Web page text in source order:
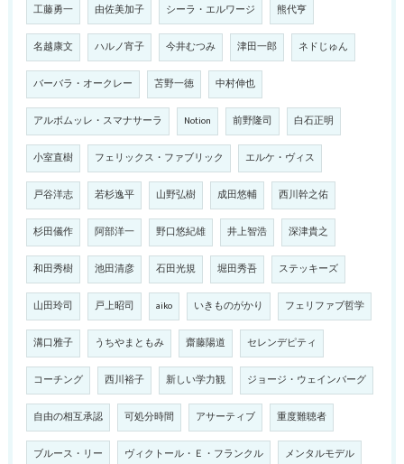
工藤勇一 由佐美加子 シーラ・エルワージ 熊代亨
名越康文 ハルノ宵子 今井むつみ 津田一郎 ネドじゅん
バーバラ・オークレー 苫野一徳 中村伸也
アルボムッレ・スマナサーラ Notion 前野隆司 白石正明
小室直樹 フェリックス・ファブリック エルケ・ヴィス
戸谷洋志 若杉逸平 山野弘樹 成田悠輔 西川幹之佑
杉田儀作 阿部洋一 野口悠紀雄 井上智浩 深津貴之
和田秀樹 池田清彦 石田光規 堀田秀吾 ステッキーズ
山田玲司 戸上昭司 aiko いきものがかり フェリファブ哲学
溝口雅子 うちやまともみ 齋藤陽道 セレンデピティ
コーチング 西川裕子 新しい学力観 ジョージ・ウェインバーグ
自由の相互承認 可処分時間 アサーティブ 重度難聴者
ブルース・リー ヴィクトール・Ｅ・フランクル メンタルモデル